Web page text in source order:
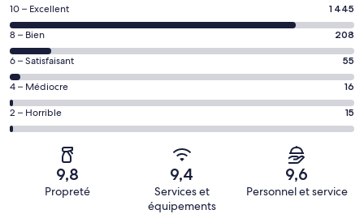
Note
des
voyageurs
de 10
(Excellent),
d’après 1445 avis
sur 1739.
10 – Excellent 1 445
Note
des
voyageurs
de 8
(Bien),
d’après 208 avis
8 – Bien 208
Note
des
voyageurs
de 6
(Satisfaisant),
d’après 55 avis
6 – Satisfaisant 55
Note
des
voyageurs
(Médiocre),
d’après 16 avis
sur 1739.
4 – Médiocre 16
Note
des
voyageurs
(Horrible),
d’après 15 avis
2 – Horrible 15
9,8
Propreté
9,4
Services et
équipements
9,6
Personnel et service